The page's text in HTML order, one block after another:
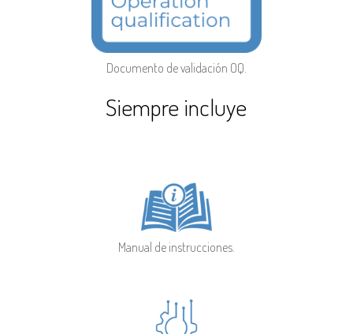
Documento de validación OQ.
Siempre incluye
Manual de instrucciones.